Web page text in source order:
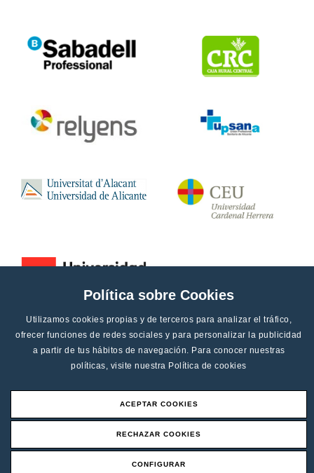
Política sobre Cookies
Utilizamos cookies propias y de terceros para analizar el tráfico,
ofrecer funciones de redes sociales y para personalizar la publicidad
a partir de tus hábitos de navegación. Para conocer nuestras
políticas, visite nuestra Política de cookies
ACEPTAR COOKIES
RECHAZAR COOKIES
CONFIGURAR
Aviso legal
Canal de denucias